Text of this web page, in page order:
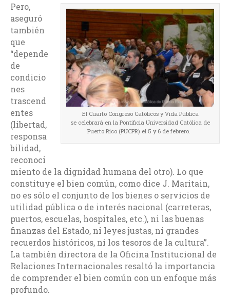
El Cuarto Congreso Católicos y Vida Pública
se celebrará en la Pontificia Universidad Católica de
Puerto Rico (PUCPR) el 5 y 6 de febrero.
Pero,
aseguró
también
que
“depende
de
condicio
nes
trascend
entes
(libertad,
responsa
bilidad,
reconoci
miento de la dignidad humana del otro). Lo que
constituye el bien común, como dice J. Maritain,
no es sólo el conjunto de los bienes o servicios de
utilidad pública o de interés nacional (carreteras,
puertos, escuelas, hospitales, etc.), ni las buenas
finanzas del Estado, ni leyes justas, ni grandes
recuerdos históricos, ni los tesoros de la cultura”.
La también directora de la Oficina Institucional de
Relaciones Internacionales resaltó la importancia
de comprender el bien común con un enfoque más
profundo.